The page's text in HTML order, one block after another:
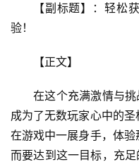
【副标题】：轻松
验！
【正文】
在这个充满激情与
成为了无数玩家心中的
在游戏中一展身手，体验
而要达到这一目标，充